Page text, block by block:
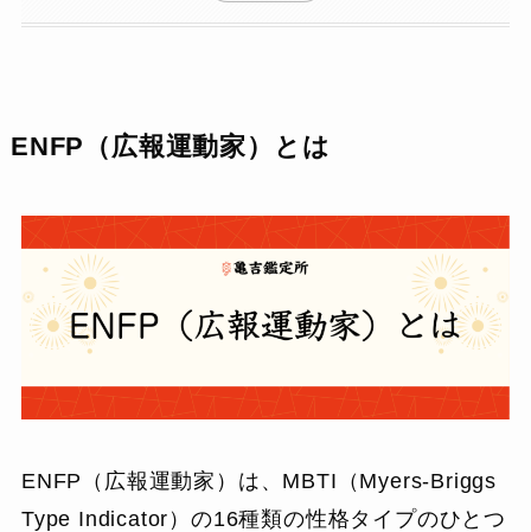
ENFP（広報運動家）とは
ENFP（広報運動家）は、MBTI（Myers-Briggs
Type Indicator）の16種類の性格タイプのひとつ